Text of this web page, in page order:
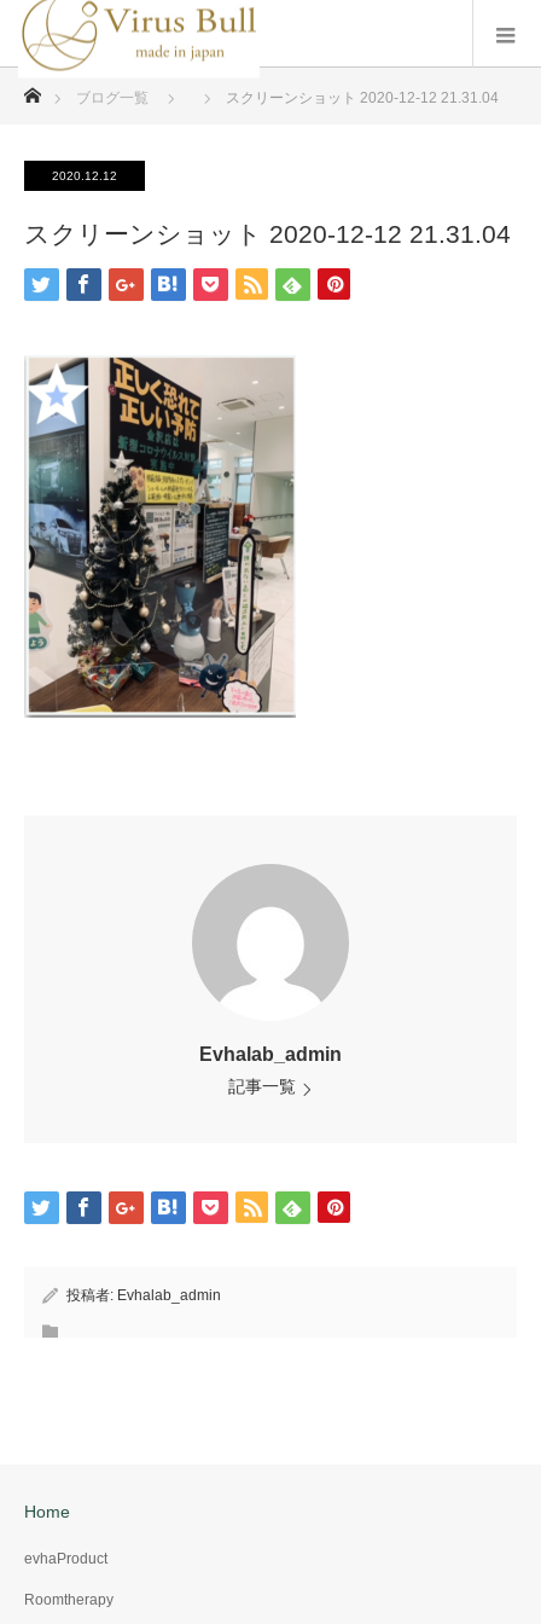
ブログ一覧 スクリーンショット 2020-12-12 21.31.04
2020.12.12
スクリーンショット 2020-12-12 21.31.04
Evhalab_admin
記事一覧
投稿者: Evhalab_admin
Home
evhaProduct
Roomtherapy